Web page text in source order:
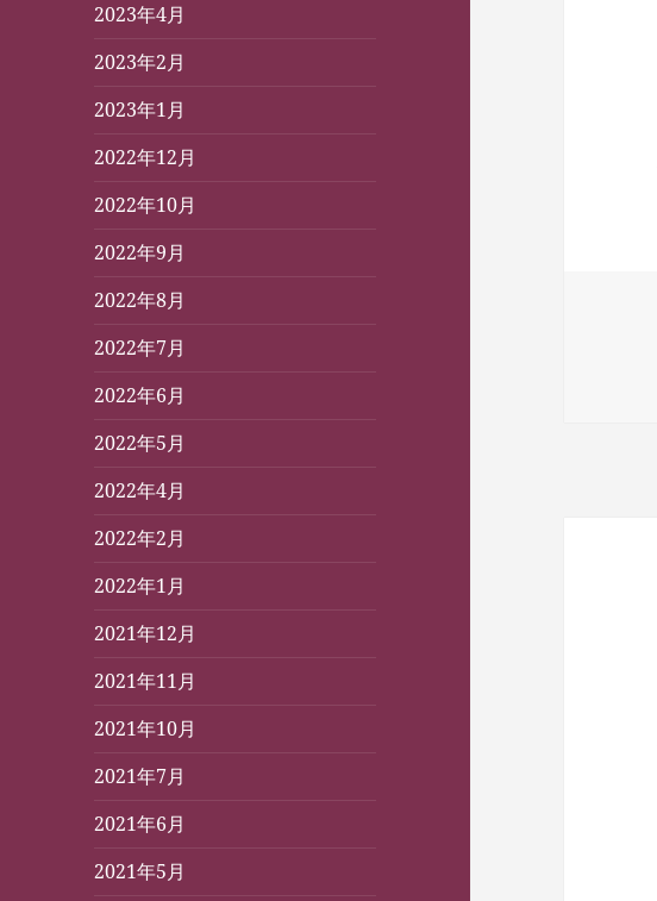
2023年4月
2023年2月
2023年1月
2022年12月
2022年10月
2022年9月
2022年8月
2022年7月
2022年6月
2022年5月
2022年4月
2022年2月
2022年1月
2021年12月
2021年11月
2021年10月
2021年7月
2021年6月
2021年5月